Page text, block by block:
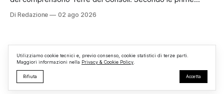
struttura adibita a ufficio vendite. Sul posto sono intervenuti
Di Redazione 02 ago 2026
Utilizziamo cookie tecnici e, previo consenso, cookie statistici di terze parti.
Maggiori informazioni nella Privacy & Cookie Policy
Rifiuta Accetta